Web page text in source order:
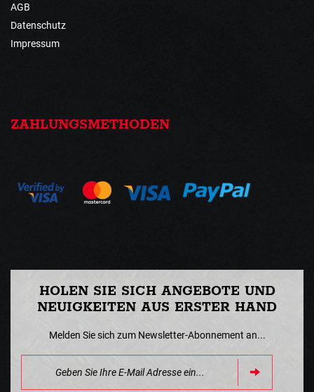
AGB
Datenschutz
Impressum
ZAHLUNGSMETHODEN
HOLEN SIE SICH ANGEBOTE UND
NEUIGKEITEN AUS ERSTER HAND
Melden Sie sich zum Newsletter-Abonnement an...